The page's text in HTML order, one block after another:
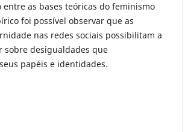
as bases teóricas do feminismo
foi possível observar que as
nas redes sociais possibilitam a
sobre desigualdades que
papéis e identidades.